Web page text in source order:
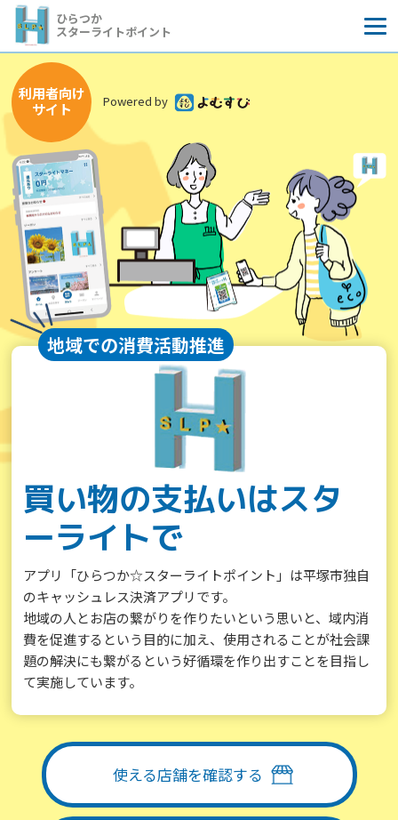
テ
ツ
へ
キ
プ
ひらつか
スターライトポイント
利用者向け
サイト
Powered by
地域での消費活動推進
買い物の支払いはスタ
ーライトで
アプリ「ひらつか☆スターライトポイント」は平塚市独自
のキャッシュレス決済アプリです。
地域の人とお店の繋がりを作りたいという思いと、域内消
費を促進するという目的に加え、使用されることが社会課
題の解決にも繋がるという好循環を作り出すことを目指し
て実施しています。
使える店舗を確認する